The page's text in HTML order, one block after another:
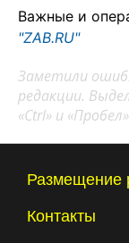
Важные и
"ZAB.RU"
Заметили
редакции.
«Ctrl» и «Пробел»
Размещение
Контакты